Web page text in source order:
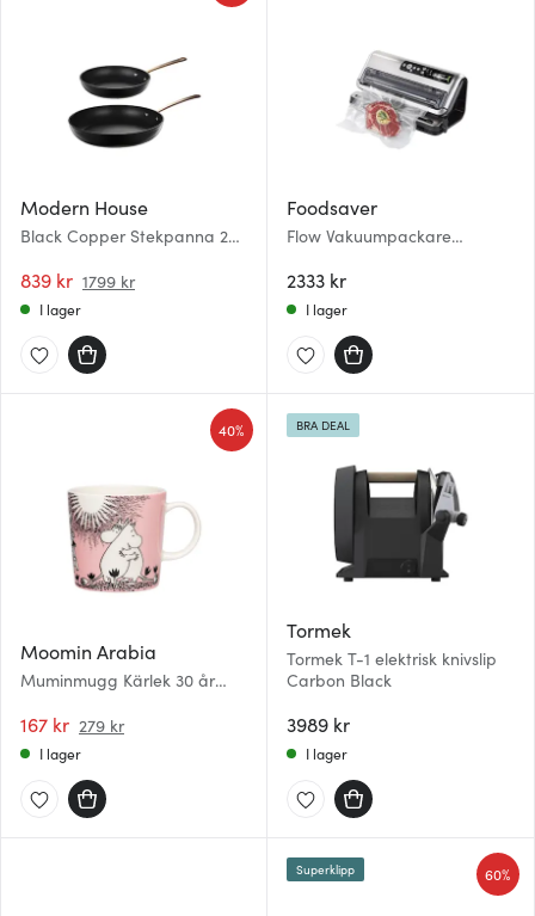
Modern House
Black Copper Stekpanna 2
839 kr 1799 kr
I lager
Foodsaver
Flow Vakuumpackare
2333 kr
I lager
Moomin Arabia
Muminmugg Kärlek 30 år
167 kr 279 kr
40%
I lager
Tormek
Tormek T-1 elektrisk knivslip
Carbon Black
3989 kr
BRA DEAL
I lager
60%
Superklipp